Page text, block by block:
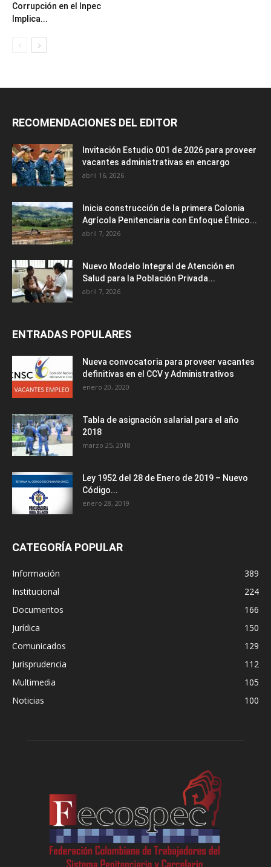
Corrupción en el Inpec
Implica...
RECOMENDACIONES DEL EDITOR
Invitación Estudio 001 de 2026 para proveer
vacantes administrativas en encargo
abril 16, 2026
Inicia construcción de la primera Colonia
Agrícola Penitenciaria con Enfoque Étnico...
abril 7, 2026
Nuevo Modelo Integral de Atención en
Salud para la Población Privada...
abril 7, 2026
ENTRADAS POPULARES
Nueva convocatoria para proveer vacantes
definitivas en el CCV y Administrativos
enero 20, 2020
Tabla de asignación salarial para el año
2018
marzo 25, 2018
Ley 1952 del 28 de Enero de 2019 – Nuevo
Código...
enero 28, 2019
CATEGORÍA POPULAR
Información
389
Institucional
224
Documentos
166
Jurídica
150
Comunicados
129
Jurisprudencia
112
Multimedia
105
Noticias
100